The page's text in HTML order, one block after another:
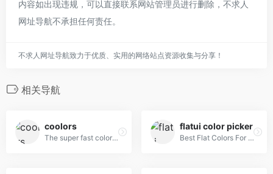
内容如出现违规，可以直接联系网站管理员进行删除，不求人
网址导航不承担任何责任。
不求人网址导航致力于优质、实用的网络站点资源收集与分享！
相关导航
coolors
The super fast color schemes generator!
flatui color picker
Best Flat Colors For UI Design